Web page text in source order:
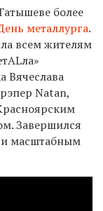
более
металлурга.
всем жителям
Вячеслава
Natan,
Завершился
масштабным